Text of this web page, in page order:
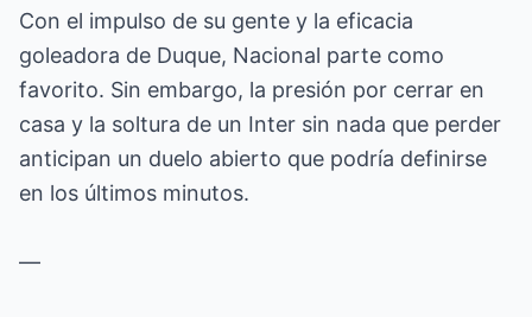
Con el impulso de su gente y la eficacia
goleadora de Duque, Nacional parte como
favorito. Sin embargo, la presión por cerrar en
casa y la soltura de un Inter sin nada que perder
anticipan un duelo abierto que podría definirse
en los últimos minutos.
—